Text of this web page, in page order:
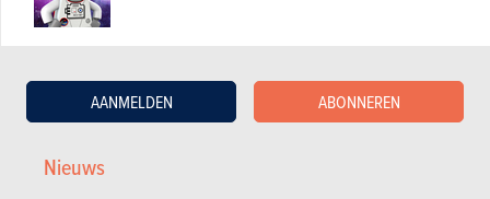
Nieuws
AANMELDEN ABONNEREN